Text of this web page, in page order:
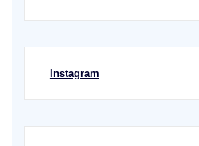
Instagram